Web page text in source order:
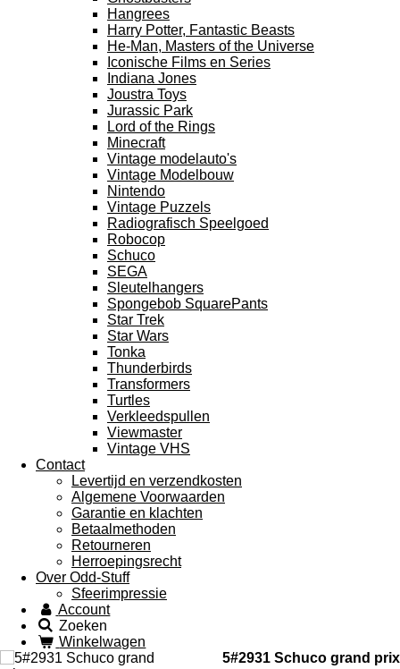
Hangrees
Harry Potter, Fantastic Beasts
He-Man, Masters of the Universe
Iconische Films en Series
Indiana Jones
Joustra Toys
Jurassic Park
Lord of the Rings
Minecraft
Vintage modelauto's
Vintage Modelbouw
Nintendo
Vintage Puzzels
Radiografisch Speelgoed
Robocop
Schuco
SEGA
Sleutelhangers
Spongebob SquarePants
Star Trek
Star Wars
Tonka
Thunderbirds
Transformers
Turtles
Verkleedspullen
Viewmaster
Vintage VHS
Contact
Levertijd en verzendkosten
Algemene Voorwaarden
Garantie en klachten
Betaalmethoden
Retourneren
Herroepingsrecht
Over Odd-Stuff
Sfeerimpressie
Account
Zoeken
Winkelwagen
5#2931 Schuco grand prix